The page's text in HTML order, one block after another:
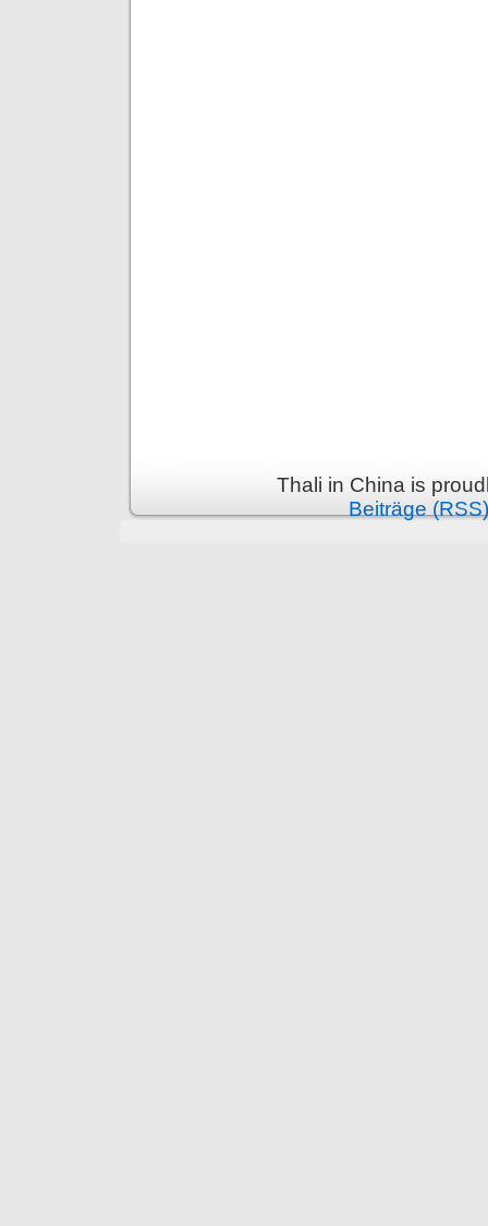
Thali in China is
Beiträge (RSS)